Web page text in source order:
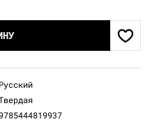
Русский
9785444819937